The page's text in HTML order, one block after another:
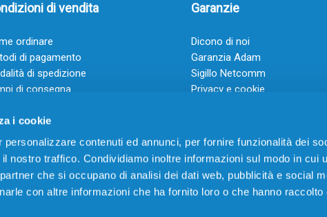
i cookie
contenuti ed annunci, per fornire funzionalità dei
nostro traffico. Condividiamo inoltre informazioni sul modo in cui
che si occupano di analisi dei dati web, pubblicità e social
con altre informazioni che ha fornito loro o che hanno raccolto
di vendita
ordinare
di pagamento
di spedizione
di consegna
Garanzie
Dicono di noi
Garanzia Adam
Sigillo Netcomm
Privacy e cookie